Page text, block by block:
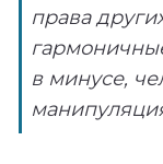
права
в минусе,